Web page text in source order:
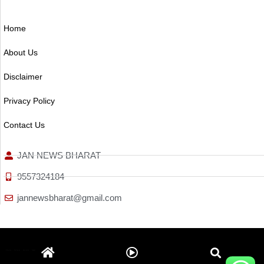
Home
About Us
Disclaimer
Privacy Policy
Contact Us
JAN NEWS BHARAT
9557324184
jannewsbharat@gmail.com